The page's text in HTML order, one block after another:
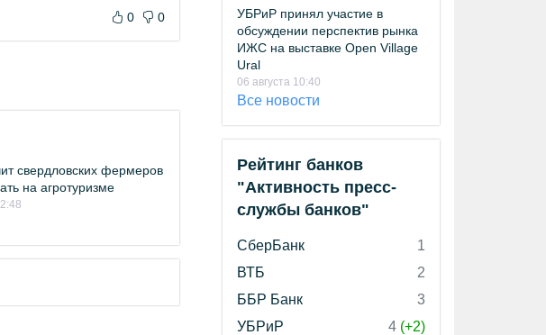
0 0
свердловских фермеров
на агротуризме
УБРиР принял участие в
обсуждении перспектив рынка
ИЖС на выставке Open Village
Ural
06 августа 10:40
Все новости
Рейтинг банков
"Активность пресс-
службы банков"
СберБанк
1
ВТБ
2
ББР Банк
3
УБРиР
4 (+2)